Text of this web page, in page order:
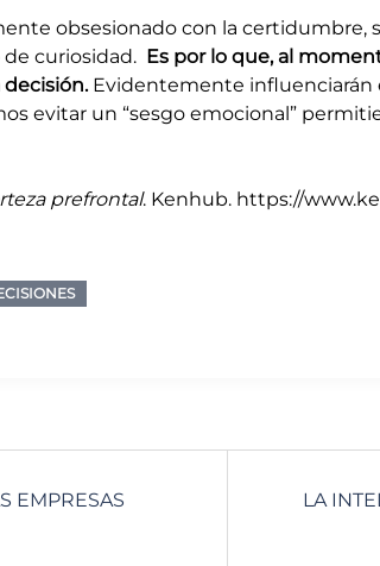
obsesionado con la certidumbre,
curiosidad. Es por lo que, al
Evidentemente influenciarán
evitar un “sesgo emocional”
prefrontal. Kenhub. https://
EMPRESAS
LA